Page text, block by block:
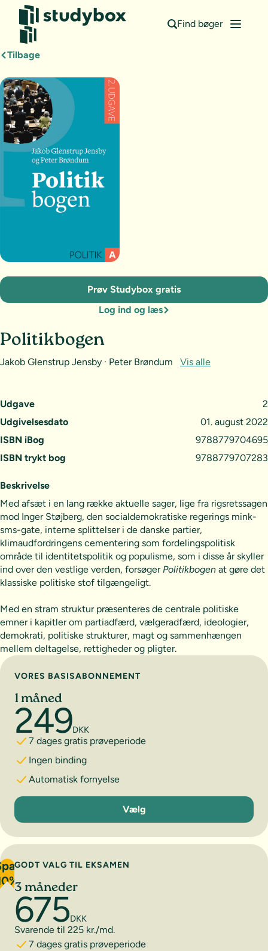
Find bøger
Tilbage
Udgave
2
Udgivelsesdato
01. august 2022
ISBN iBog
9788779704695
ISBN trykt bog
9788779707283
Politikbogen
Jakob Glenstrup Jensby · Peter Brøndum Vis alle
Prøv Studybox gratis
Log ind og læs
Beskrivelse
Med afsæt i en lang række aktuelle sager, lige fra rigsretssagen
mod Inger Støjberg, den socialdemokratiske regerings mink-
sms-gate, interne splittelser i de danske partier,
klimaudfordringens cementering som fordelingspolitisk
område til identitetspolitik og populisme, som i disse år skyller
ind over den vestlige verden, forsøger Politikbogen at gøre det
klassiske politiske stof tilgængeligt.
Med en stram struktur præsenteres de centrale politiske
emner i kapitler om partiadfærd, vælgeradfærd, ideologier,
demokrati, politiske strukturer, magt og sammenhængen
mellem deltagelse, rettigheder og pligter.
Vælg abonnement
VORES BASISABONNEMENT
1 måned
249DKK
7 dages gratis prøveperiode
Ingen binding
Automatisk fornyelse
1 måned
Vælg
GODT VALG TIL EKSAMEN
3 måneder
675DKK
Svarende til 225 kr./md.
7 dages gratis prøveperiode